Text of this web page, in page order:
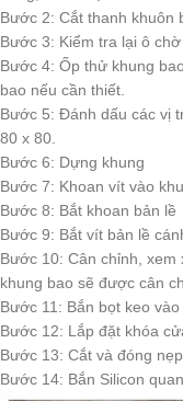
Bước 2: Cắt thanh khuôn
Bước 3: Kiểm tra lại ô
Bước 4: Ốp thử khung
bao nếu cần thiết.
Bước 5: Đánh dấu các vị
80 x 80.
Bước 6: Dựng khung
Bước 7: Khoan vít vào
Bước 8: Bắt khoan bản lề
Bước 9: Bắt vít bản lề
Bước 10: Cân chỉnh,
khung bao sẽ được cân
Bước 11: Bắn bọt keo
Bước 12: Lắp đặt khóa
Bước 13: Cắt và đóng nẹp
Bước 14: Bắn Silicon